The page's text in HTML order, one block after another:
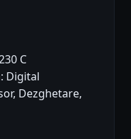
C
Digital
Dezghetare,